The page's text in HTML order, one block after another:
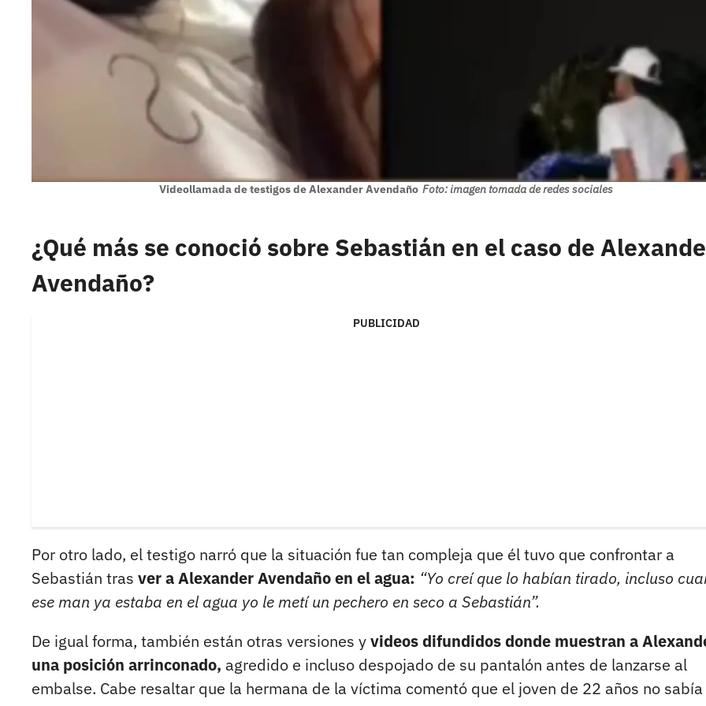
Videollamada de testigos de Alexander Avendaño Foto: imagen tomada de redes sociales
¿Qué más se conoció sobre Sebastián en el caso de
Avendaño?
PUBLICIDAD
Por otro lado, el testigo narró que la situación fue tan compleja que él tuvo que confrontar a
Sebastián tras ver a Alexander Avendaño en el agua: “Yo creí que lo habían tirado, incluso
ese man ya estaba en el agua yo le metí un pechero en seco a Sebastián”.
De igual forma, también están otras versiones yvideos difundidos donde muestran a
una posición arrinconado, agredido e incluso despojado de su pantalón antes de lanzarse al
embalse. Cabe resaltar que la hermana de la víctima comentó que el joven de 22 años no sabía